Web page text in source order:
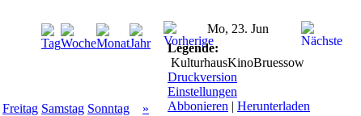
Freitag Samstag Sonntag
»
Mo, 23. Jun
Legende:
KulturhausKinoBruessow
Druckversion
Einstellungen
Abbonieren | Herunterladen